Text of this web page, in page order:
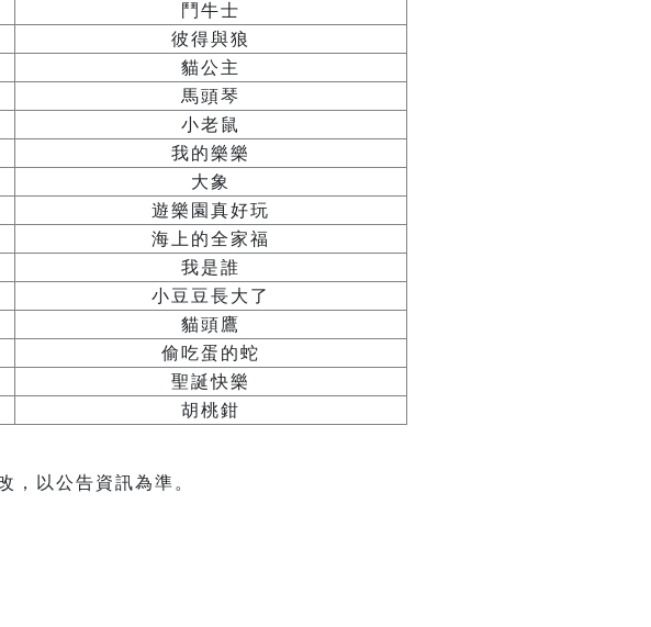
鬥牛士
彼得與狼
貓公主
馬頭琴
小老鼠
我的樂樂
大象
遊樂園真好玩
海上的全家福
我是誰
小豆豆長大了
貓頭鷹
偷吃蛋的蛇
聖誕快樂
胡桃鉗
，以公告資訊為準。